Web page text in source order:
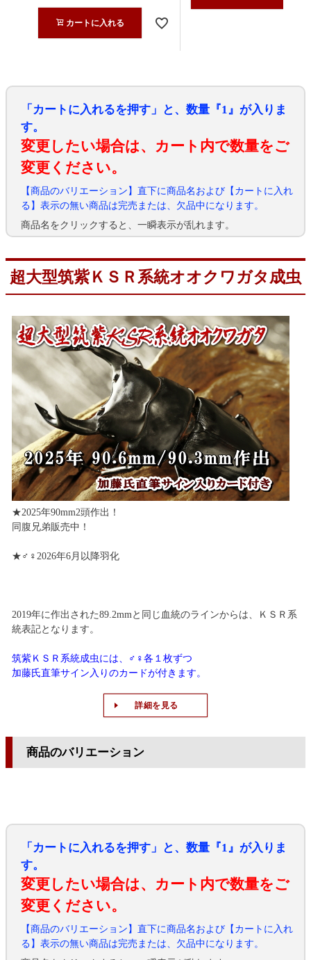
カートに入れる
「カートに入れるを押す」と、数量『1』が入りま
す。
変更したい場合は、カート内で数量をご
変更ください。
【商品のバリエーション】直下に商品名および【カートに入れ
る】表示の無い商品は完売または、欠品中になります。
商品名をクリックすると、一瞬表示が乱れます。
超大型筑紫ＫＳＲ系統オオクワガタ成虫
★2025年90mm2頭作出！
同腹兄弟販売中！
★♂♀2026年6月以降羽化
2019年に作出された89.2mmと同じ血統のラインからは、ＫＳＲ系
統表記となります。
筑紫ＫＳＲ系統成虫には、♂♀各１枚ずつ
加藤氏直筆サイン入りのカードが付きます。
詳細を見る
商品のバリエーション
「カートに入れるを押す」と、数量『1』が入りま
す。
変更したい場合は、カート内で数量をご
変更ください。
【商品のバリエーション】直下に商品名および【カートに入れ
る】表示の無い商品は完売または、欠品中になります。